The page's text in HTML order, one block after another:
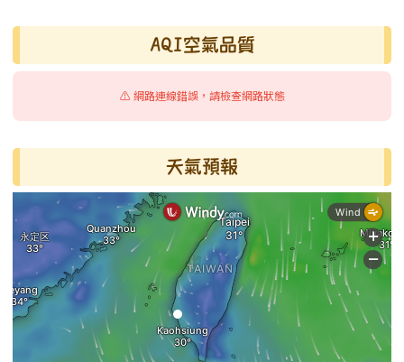
AQI空氣品質
⚠️ 網路連線錯誤，請檢查網路狀態
天氣預報